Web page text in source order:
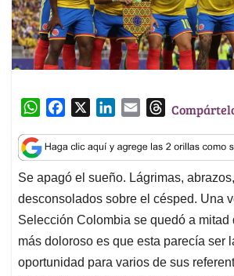
W
a
t
s
A
p
p
c
e
b
o
o
k
n
k
e
d
I
n
a
i
l
T
r
e
a
d
s
Se apagó el sueño. Lágrimas,
desconsolados sobre el césped. Una
Selección Colombia se quedó a mitad
más doloroso es que esta parecía ser
oportunidad para varios de sus